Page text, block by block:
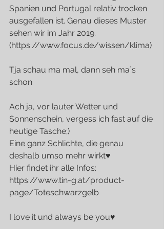
Spanien und Portugal relativ trocken
ausgefallen ist. Genau dieses Muster
sehen wir im Jahr 2019.
(https://www.focus.de/wissen/klima)
Tja schau ma mal, dann seh ma`s
schon
Ach ja, vor lauter Wetter und
Sonnenschein, vergess ich fast auf die
heutige Tasche;)
Eine ganz Schlichte, die genau
deshalb umso mehr wirkt♥
Hier findet ihr alle Infos:
https://www.tin-g.at/product-
page/Toteschwarzgelb
I love it und always be you♥